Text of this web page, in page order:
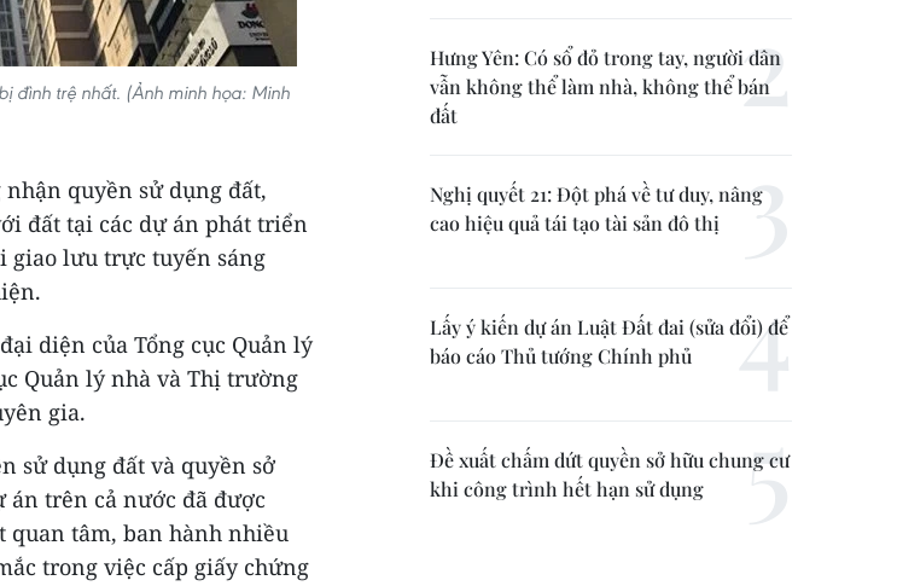
đình trệ nhất. (Ảnh minh họa: Minh
quyền sử dụng đất,
đất tại các dự án phát triển
giao lưu trực tuyến sáng
diện của Tổng cục Quản lý
Quản lý nhà và Thị trường
gia.
sử dụng đất và quyền sở
trên cả nước đã được
quan tâm, ban hành nhiều
trong việc cấp giấy chứng
Hưng Yên: Có sổ đỏ trong tay, người dân
vẫn không thể làm nhà, không thể bán
đất
Nghị quyết 21: Đột phá về tư duy, nâng
cao hiệu quả tái tạo tài sản đô thị
Lấy ý kiến dự án Luật Đất đai (sửa đổi) để
báo cáo Thủ tướng Chính phủ
Đề xuất chấm dứt quyền sở hữu chung cư
khi công trình hết hạn sử dụng